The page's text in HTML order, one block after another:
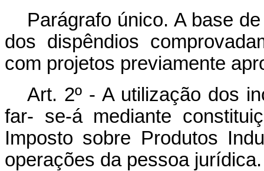
Parágrafo único. A base
dos dispêndios
com projetos previamente
Art. 2º - A utilização dos
far- se-á mediante
Imposto sobre Produtos
operações da pessoa jurídica.